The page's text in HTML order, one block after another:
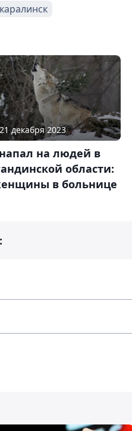
декабря 2023
на людей в
области:
в больнице